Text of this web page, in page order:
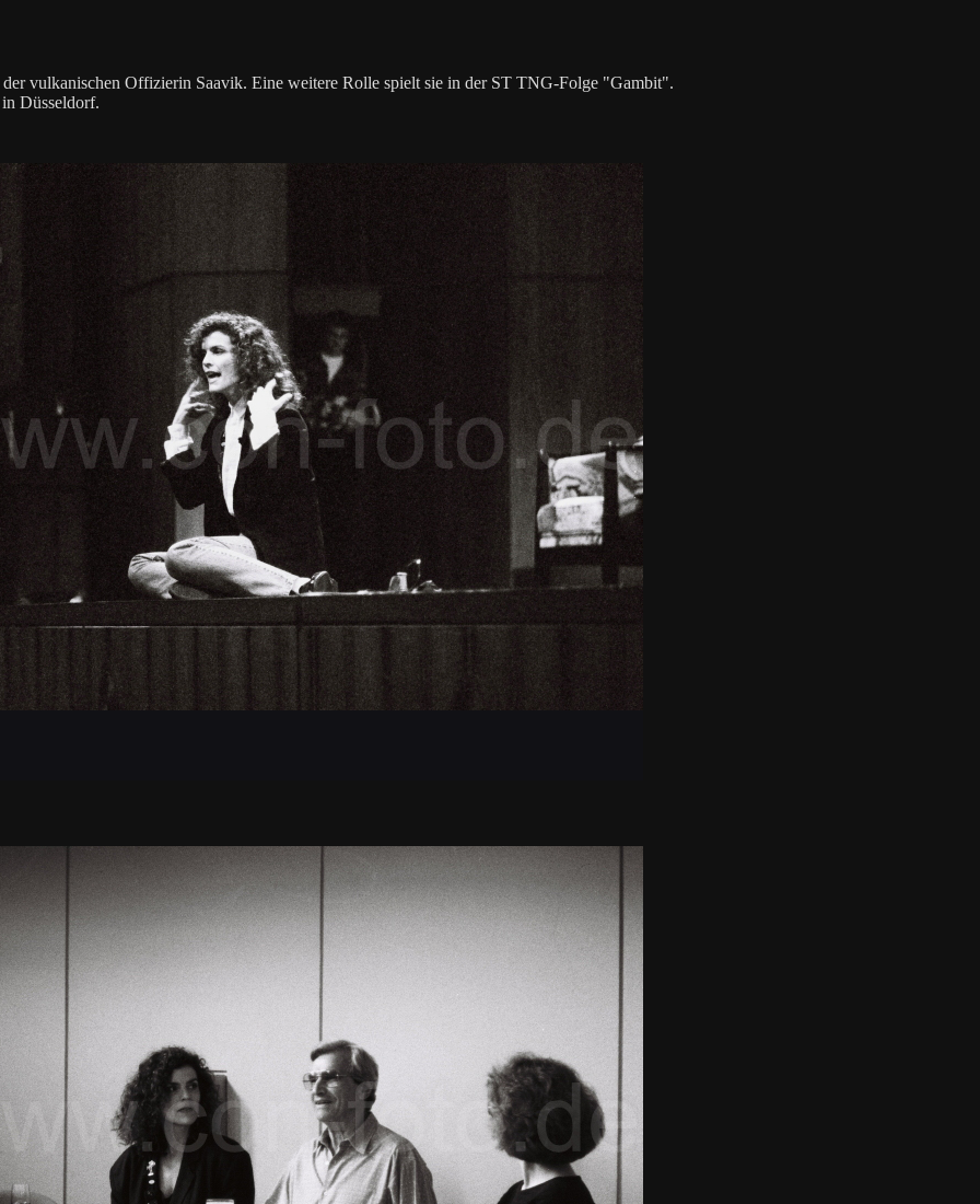
vulkanischen Offizierin Saavik. Eine weitere Rolle spielt sie in der ST TNG-Folge "Gambit".
Düsseldorf.